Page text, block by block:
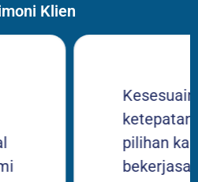
Klien
Kesesuain pesanan
ketepatan
pilihan kami untuk
bekerjasa sama